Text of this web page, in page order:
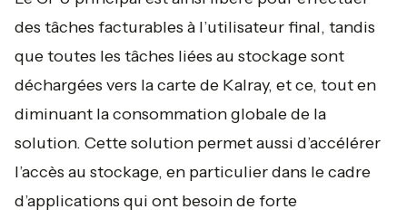
des tâches facturables à l’utilisateur final, tandis
que toutes les tâches liées au stockage sont
déchargées vers la carte de Kalray, et ce, tout en
diminuant la consommation globale de la
solution. Cette solution permet aussi d’accélérer
l’accès au stockage, en particulier dans le cadre
d’applications qui ont besoin de forte